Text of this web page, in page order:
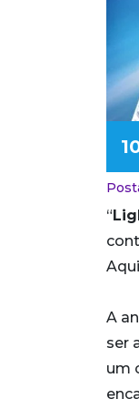
“
A
ser
um